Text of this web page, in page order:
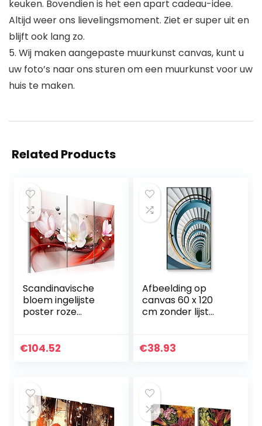
keuken. Bovendien is het een apart cadeau-idee.
Altijd weer ons lievelingsmoment. Ziet er super uit en
blijft ook lang zo.
5. Wij maken aangepaste muurkunst canvas, kunt u
uw foto’s naar ons sturen om een muurkunst voor uw
huis te maken.
Related Products
Scandinavische
bloem ingelijste
poster roze
schilderij klaar om
€104.52
Afbeelding op
canvas 60 x 120
cm zonder lijst
kunstdruk op
€38.93